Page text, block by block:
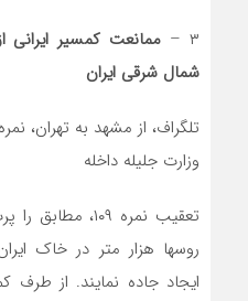
۳ –
ممانعت کمسیر
شمال شرقی ایران
تلگراف، از مشهد به تهران، نمره ۷۴۵، ۲۵ دی ۱۳۰۶
وزارت جلیله داخله
تعقیب نمره
روسها هزار متر در خاک
ایجاد جاده نمایند. از طرف